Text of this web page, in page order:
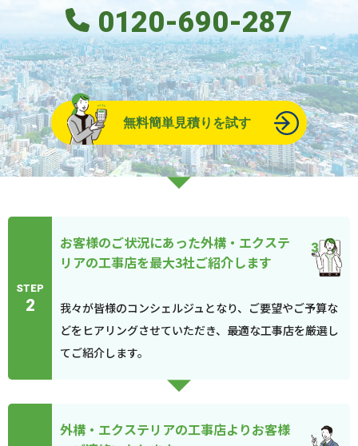
0120-690-287
無料簡単見積りを試す
STEP
2
お客様のご状況にあった外構・エクステ
リアの工事店を最大3社ご紹介します
我々が皆様のコンシェルジュとなり、ご要望やご予算な
どをヒアリングさせていただき、最適な工事店を厳選し
てご紹介します。
外構・エクステリアの工事店よりお客様